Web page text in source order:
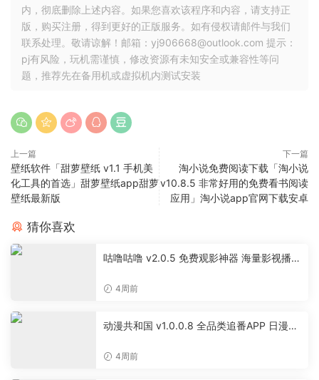
内，彻底删除上述内容。如果您喜欢该程序和内容，请支持正
版，购买注册，得到更好的正版服务。如有侵权请邮件与我们
联系处理。敬请谅解！邮箱：yj906668@outlook.com 提示：
pj有风险，玩机需谨慎，修改资源有未知安全或兼容性等问
题，推荐先在备用机或虚拟机内测试安装
上一篇
壁纸软件「甜萝壁纸 v1.1 手机美
化工具的首选」甜萝壁纸app甜萝
壁纸最新版
下一篇
淘小说免费阅读下载「淘小说
v10.8.5 非常好用的免费看书阅读
应用」淘小说app官网下载安卓
猜你喜欢
咕噜咕噜 v2.0.5 免费观影神器 海量影视播放
4周前
动漫共和国 v1.0.0.8 全品类追番APP 日漫国
4周前